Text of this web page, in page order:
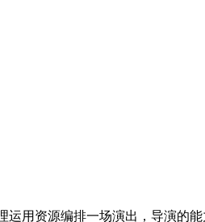
用资源编排一场演出，导演的